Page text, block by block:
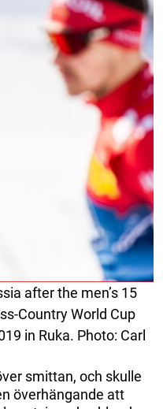
after the men’s 15
Country World Cup
in Ruka. Photo: Carl
smittan, och skulle
överhängande att